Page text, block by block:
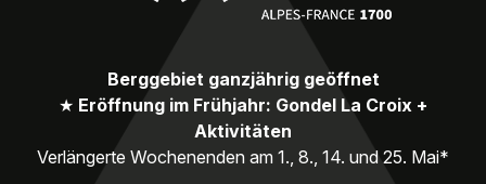
Berggebiet ganzjährig geöffnet
★ Eröffnung im Frühjahr: Gondel La Croix +
Aktivitäten
Verlängerte Wochenenden am 1., 8., 14. und 25. Mai*